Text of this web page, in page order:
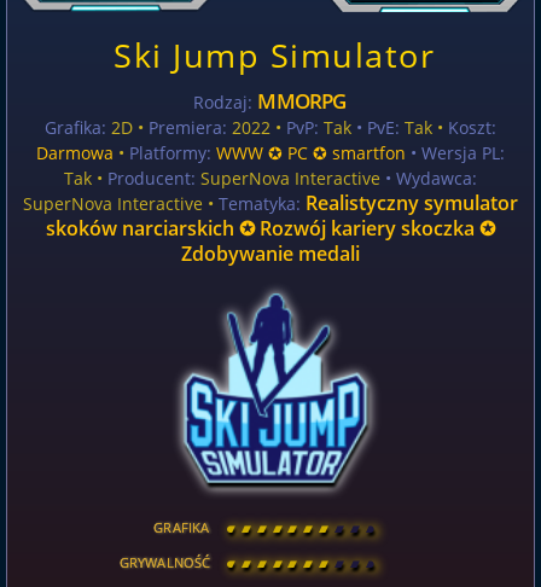
Ski Jump Simulator
Rodzaj: MMORPG
Grafika: 2D • Premiera: 2022 • PvP: Tak• PvE: Tak • Koszt:
Darmowa • Platformy: WWW ✪ PC ✪ smartfon • Wersja PL:
Tak• Producent: SuperNova Interactive • Wydawca:
SuperNova Interactive • Tematyka: Realistyczny symulator
skoków narciarskich ✪ Rozwój kariery skoczka ✪
Zdobywanie medali
GRAFIKA [ \ \ \ \ \ \ \ \ ]
GRYWALNOŚĆ [ \ \ \ \ \ \ \ \ ]